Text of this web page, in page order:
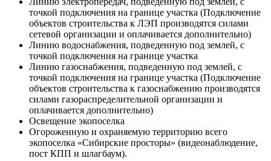
точкой подключения на границе участка (Подключение
объектов строительства к ЛЭП производятся силами
сетевой организации и оплачивается дополнительно)
Линию водоснабжения, подведенную под землей, с
точкой подключения на границе участка
Линию газоснабжения, подведенную под землей, с
точкой подключения на границе участка (Подключение
объектов строительства к газоснабжению производятся
силами газораспределительной организации и
оплачивается дополнительно)
Освещение экопоселка
Огороженную и охраняемую территорию всего
экопоселка «Сибирские просторы» (видеонаблюдение,
пост КПП и шлагбаум).